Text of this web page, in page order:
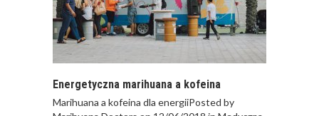
Energetyczna marihuana a kofeina
Marihuana a kofeina dla energiiPosted by